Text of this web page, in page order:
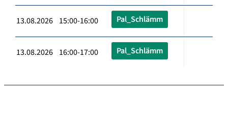
13.08.2026 15:00-16:00 Pal_Schlämm
13.08.2026 16:00-17:00 Pal_Schlämm